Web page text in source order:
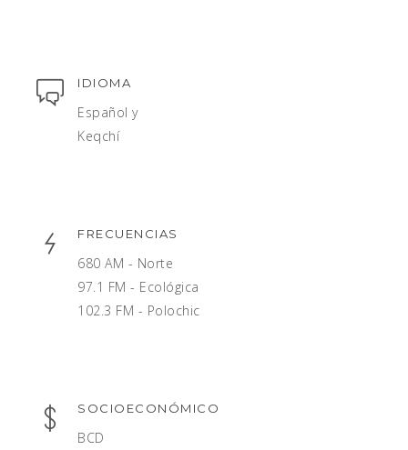
IDIOMA
Español y
Keqchí
FRECUENCIAS
680 AM - Norte
97.1 FM - Ecológica
102.3 FM - Polochic
SOCIOECONÓMICO
BCD